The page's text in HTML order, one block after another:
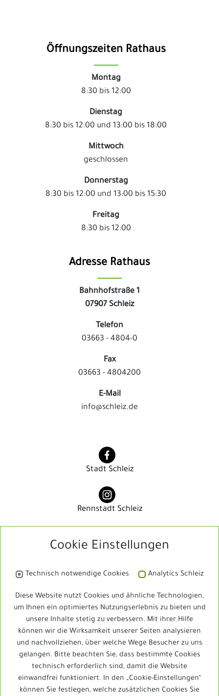
Öffnungszeiten Rathaus
Montag
8:30 bis 12:00
Dienstag
8:30 bis 12:00 und 13:00 bis 18:00
Mittwoch
geschlossen
Donnerstag
8:30 bis 12:00 und 13:00 bis 15:30
Freitag
8:30 bis 12:00
Adresse Rathaus
Bahnhofstraße 1
07907 Schleiz
Telefon
03663 - 4804-0
Fax
03663 - 4804200
E-Mail
info@schleiz.de
Stadt Schleiz
Rennstadt Schleiz
Rennstadt Schleiz
Schleizer Dreieck Jedermann
Schleizer Dreieck Jedermann
Cookie Einstellungen
Technisch notwendige Cookies Analytics Schleiz
Diese Website nutzt Cookies und ähnliche Technologien,
um Ihnen ein optimiertes Nutzungserlebnis zu bieten und
unsere Inhalte stetig zu verbessern. Mit ihrer Hilfe
können wir die Wirksamkeit unserer Seiten analysieren
und nachvollziehen, über welche Wege Besucher zu uns
gelangen. Bitte beachten Sie, dass bestimmte Cookies
technisch erforderlich sind, damit die Website
einwandfrei funktioniert. In den „Cookie-Einstellungen“
können Sie festlegen, welche zusätzlichen Cookies Sie